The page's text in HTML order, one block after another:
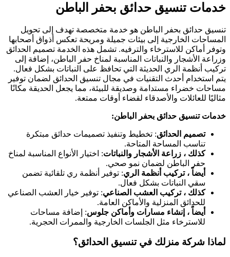
خدمات تنسيق حدائق بحفر الباطن
تنسيق حدائق بحفر الباطن هو خدمة متخصصة تهدف إلى تحويل
المساحات الخارجية إلى بيئات جميلة ومريحة تعكس أذواق أصحابها
وتوفر أماكن للاسترخاء والترفيه. تشمل هذه الخدمة تصميم الحدائق
وزراعة الأشجار والنباتات المناسبة لمناخ حفر الباطن، إضافة إلى
تركيب أنظمة الري الحديثة التي تحافظ على النباتات بشكل فعال.
يتم استخدام أحدث التقنيات في مجال تنسيق الحدائق لضمان توفير
مساحات خضراء مستدامة وصديقة للبيئة، مما يجعل الحديقة مكانًا
مثاليًا للعائلات والأصدقاء لقضاء أوقات ممتعة.
خدمات تنسيق حدائق بحفر الباطن:
تصميم الحدائق: تخطيط وتنفيذ تصميمات حدائق مبتكرة
تناسب المساحة المتاحة.
كذلك ، زراعة الأشجار والنباتات: اختيار الأنواع المناسبة لمناخ
حفر الباطن لضمان نمو صحي.
أيضاً ، تركيب أنظمة الري: توفير أنظمة ري تلقائية تضمن
سقي النباتات بشكل فعال.
كذلك ، تركيب العشب الصناعي: توفير خيار العشب الصناعي
للحدائق المنزلية والأماكن العامة.
أيضاً ، إنشاء مسارات وأماكن جلوس: إضافة مساحات
للاسترخاء مثل الجلسات الخارجية والممرات الحجرية.
لماذا شركة منزلك في تنسيق الحدائق؟